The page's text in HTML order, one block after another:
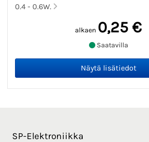
0.4 - 0.6W.
alkaen 0,25 €
Saatavilla
SP-Elektroniikka